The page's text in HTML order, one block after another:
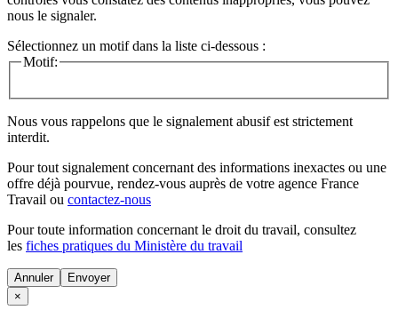
nous le signaler.
Sélectionnez un motif dans la liste ci-dessous :
Motif:
Nous vous rappelons que le signalement abusif est strictement
interdit.
Pour tout signalement concernant des informations inexactes ou une
offre déjà pourvue, rendez-vous auprès de votre agence France
Travail ou contactez-nous
Pour toute information concernant le droit du travail, consultez
les fiches pratiques du Ministère du travail
Annuler
×